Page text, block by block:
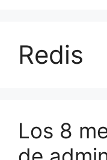
Redis
Los 8